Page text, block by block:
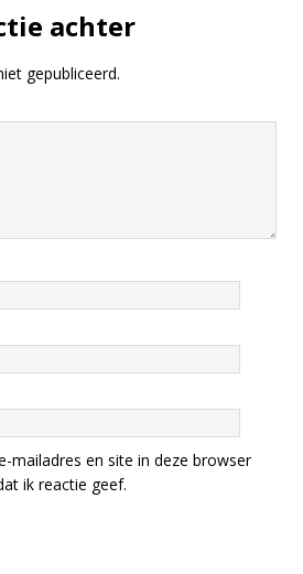
achter
gepubliceerd.
mailadres en site in deze browser
ik reactie geef.